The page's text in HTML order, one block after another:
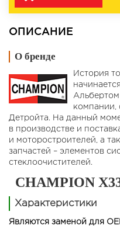
ОПИСАНИЕ
О бренде
История
компании,
Детройта. На данный
в производстве и
и моторостроителей, а
запчастей – элементов
стеклоочистителей.
CHAMPION
Характеристики
Являются заменой для